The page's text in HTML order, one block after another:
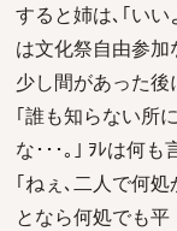
すると姉は､｢い
は文化祭自由参加
少し間があった後
｢誰も知らない所
な･･･｡｣ ｦﾚは何も
｢ねぇ､二人で何
となら何処でも平